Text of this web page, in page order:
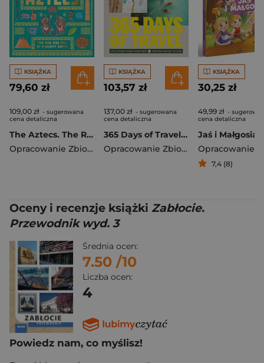
KSIĄŻKA
79,60 zł
109,00 zł - sugerowana
cena detaliczna
The Aztecs. The Rise and Fall of a Mighty Empire
Opracowanie Zbiorowe
KSIĄŻKA
103,57 zł
137,00 zł - sugerowana
cena detaliczna
365 Days of Travel. Lonely Planet
Opracowanie Zbiorowe
KSIĄŻKA
30,25 zł
49,99 zł -
cena detaliczna
Jaś i Małgosia
7,4 (8)
Oceny i recenzje książki Zabłocie.
Przewodnik wyd. 3
Średnia ocen:
7.50 /10
Liczba ocen:
4
Powiedz nam, co myślisz!